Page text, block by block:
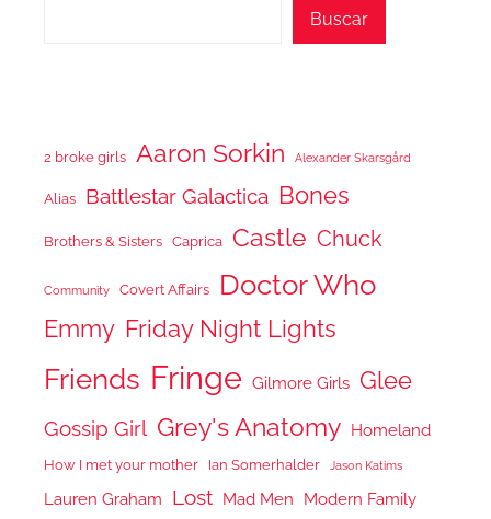
Buscar
2 broke girls Aaron Sorkin Alexander Skarsgård
Alias Battlestar Galactica Bones
Brothers & Sisters Caprica Castle Chuck
Community Covert Affairs Doctor Who
Emmy Friday Night Lights
Friends Fringe Gilmore Girls Glee
Gossip Girl Grey's Anatomy Homeland
How I met your mother Ian Somerhalder Jason Katims
Lauren Graham Lost Mad Men Modern Family